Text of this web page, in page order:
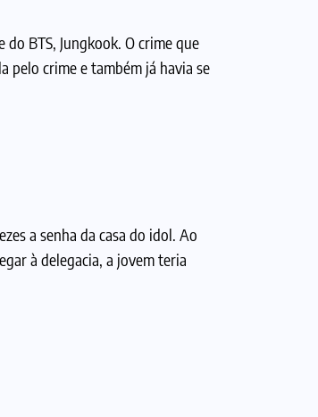
BTS, Jungkook. O crime que
pelo crime e também já havia se
a senha da casa do idol. Ao
à delegacia, a jovem teria